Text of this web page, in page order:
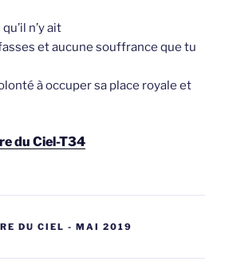
n’y ait
et aucune souffrance que tu
à occuper sa place royale et
du Ciel-T34
DU CIEL - MAI 2019